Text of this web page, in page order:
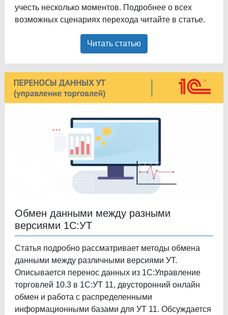
учесть несколько моментов. Подробнее о всех
возможных сценариях перехода читайте в статье.
Читать статью
Обмен данными между разными
версиями 1С:УТ
Статья подробно рассматривает методы обмена
данными между различными версиями УТ.
Описывается перенос данных из 1С:Управление
торговлей 10.3 в 1С:УТ 11, двусторонний онлайн
обмен и работа с распределенными
информационными базами для УТ 11. Обсуждается